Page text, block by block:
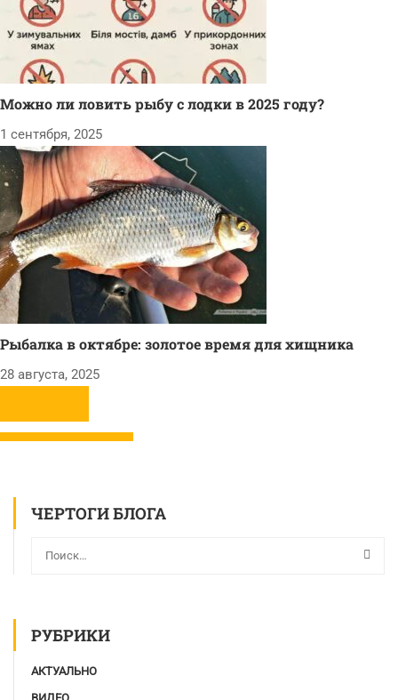
Можно ли ловить рыбу с лодки в 2025 году?
1 сентября, 2025
Рыбалка в октябре: золотое время для хищника
28 августа, 2025
ЧЕРТОГИ БЛОГА
РУБРИКИ
АКТУАЛЬНО
ВИДЕО